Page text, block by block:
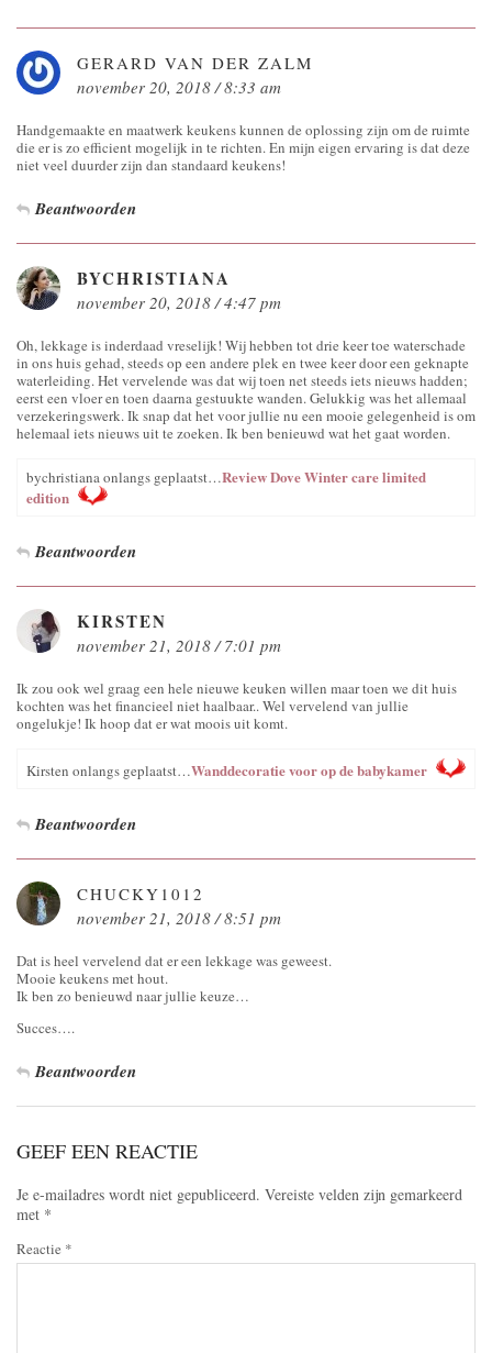
GERARD VAN DER ZALM
november 20, 2018 / 8:33 am
Handgemaakte en maatwerk keukens kunnen de oplossing zijn om de ruimte
die er is zo efficient mogelijk in te richten. En mijn eigen ervaring is dat deze
niet veel duurder zijn dan standaard keukens!
Beantwoorden
BYCHRISTIANA
november 20, 2018 / 4:47 pm
Oh, lekkage is inderdaad vreselijk! Wij hebben tot drie keer toe waterschade
in ons huis gehad, steeds op een andere plek en twee keer door een geknapte
waterleiding. Het vervelende was dat wij toen net steeds iets nieuws hadden;
eerst een vloer en toen daarna gestuukte wanden. Gelukkig was het allemaal
verzekeringswerk. Ik snap dat het voor jullie nu een mooie gelegenheid is om
helemaal iets nieuws uit te zoeken. Ik ben benieuwd wat het gaat worden.
bychristiana onlangs geplaatst…Review Dove Winter care limited
edition
Beantwoorden
KIRSTEN
november 21, 2018 / 7:01 pm
Ik zou ook wel graag een hele nieuwe keuken willen maar toen we dit huis
kochten was het financieel niet haalbaar.. Wel vervelend van jullie
ongelukje! Ik hoop dat er wat moois uit komt.
Kirsten onlangs geplaatst…Wanddecoratie voor op de babykamer
Beantwoorden
CHUCKY1012
november 21, 2018 / 8:51 pm
Dat is heel vervelend dat er een lekkage was geweest.
Mooie keukens met hout.
Ik ben zo benieuwd naar jullie keuze…
Succes….
Beantwoorden
GEEF EEN REACTIE
Je e-mailadres wordt niet gepubliceerd. Vereiste velden zijn gemarkeerd
met *
Reactie *